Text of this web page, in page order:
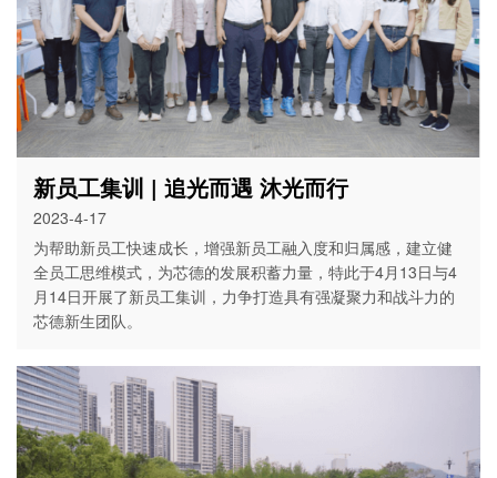
新员工集训 | 追光而遇 沐光而行
2023-4-17
为帮助新员工快速成长，增强新员工融入度和归属感，建立健
全员工思维模式，为芯德的发展积蓄力量，特此于4月13日与4
月14日开展了新员工集训，力争打造具有强凝聚力和战斗力的
芯德新生团队。